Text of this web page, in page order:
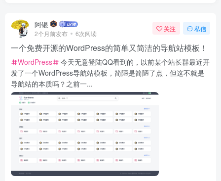
阿银
2个月前发布 6次阅读
关注 私信
一个免费开源的WordPress的简单又简洁的导航站模板！
WordPress
今天无意登陆QQ看到的，以前某个站长群最近开
发了一个WordPress导航站模板，简陋是简陋了点，但这不就是
导航站的本质吗？之前一...